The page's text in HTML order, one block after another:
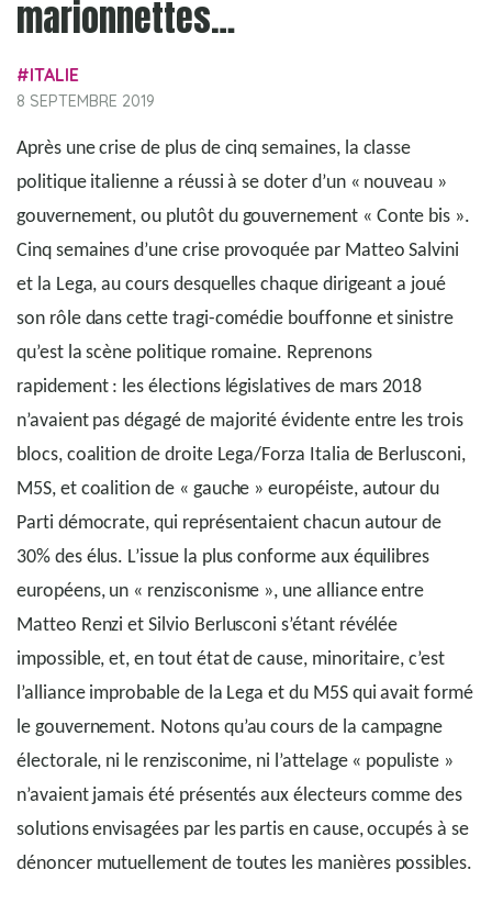
marionnettes…
ITALIE
8 SEPTEMBRE 2019
Après une crise de plus de cinq semaines, la classe
politique italienne a réussi à se doter d’un « nouveau »
gouvernement, ou plutôt du gouvernement « Conte bis ».
Cinq semaines d’une crise provoquée par Matteo Salvini
et la Lega, au cours desquelles chaque dirigeant a joué
son rôle dans cette tragi-comédie bouffonne et sinistre
qu’est la scène politique romaine. Reprenons
rapidement : les élections législatives de mars 2018
n’avaient pas dégagé de majorité évidente entre les trois
blocs, coalition de droite Lega/Forza Italia de Berlusconi,
M5S, et coalition de « gauche » européiste, autour du
Parti démocrate, qui représentaient chacun autour de
30% des élus. L’issue la plus conforme aux équilibres
européens, un « renzisconisme », une alliance entre
Matteo Renzi et Silvio Berlusconi s’étant révélée
impossible, et, en tout état de cause, minoritaire, c’est
l’alliance improbable de la Lega et du M5S qui avait formé
le gouvernement. Notons qu’au cours de la campagne
électorale, ni le renzisconime, ni l’attelage « populiste »
n’avaient jamais été présentés aux électeurs comme des
solutions envisagées par les partis en cause, occupés à se
dénoncer mutuellement de toutes les manières possibles.